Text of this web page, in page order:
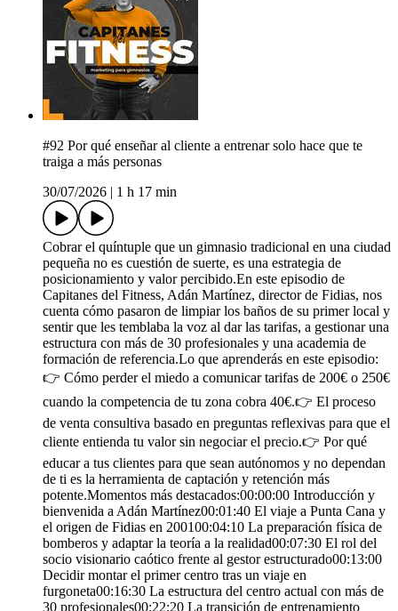
#92 Por qué enseñar al cliente a entrenar solo hace que te
traiga a más personas
30/07/2026
1 h 17 min
Cobrar el quíntuple que un gimnasio tradicional en una ciudad
pequeña no es cuestión de suerte, es una estrategia de
posicionamiento y valor percibido.En este episodio de
Capitanes del Fitness, Adán Martínez, director de Fidias, nos
cuenta cómo pasaron de limpiar los baños de su primer local y
sentir que les temblaba la voz al dar las tarifas, a gestionar una
estructura con más de 30 profesionales y una academia de
formación de referencia.Lo que aprenderás en este episodio:
👉 Cómo perder el miedo a comunicar tarifas de 200€ o 250€
cuando la competencia de tu zona cobra 40€.👉 El proceso
de venta consultiva basado en preguntas reflexivas para que el
cliente entienda tu valor sin negociar el precio.👉 Por qué
educar a tus clientes para que sean autónomos y no dependan
de ti es la herramienta de captación y retención más
potente.Momentos más destacados:00:00:00 Introducción y
bienvenida a Adán Martínez00:01:40 El viaje a Punta Cana y
el origen de Fidias en 200100:04:10 La preparación física de
bomberos y adaptar la teoría a la realidad00:07:30 El rol del
socio visionario caótico frente al gestor estructurado00:13:00
Decidir montar el primer centro tras un viaje en
furgoneta00:16:30 La estructura del centro actual con más de
30 profesionales00:22:20 La transición de entrenamiento